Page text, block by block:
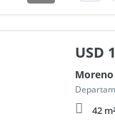
USD
Moreno
42